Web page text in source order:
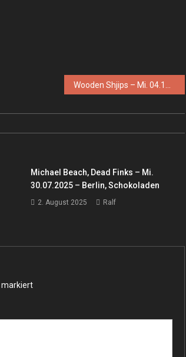
Michael Beach, Dead Finks – Mi.
30.07.2025 – Berlin, Schokoladen
2. August 2025 Ralf
markiert